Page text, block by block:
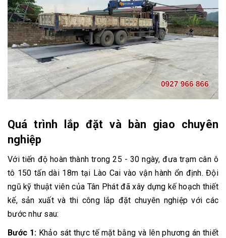
Quá trình lắp đặt và bàn giao chuyên
nghiệp
Với tiến độ hoàn thành trong 25 - 30 ngày, đưa trạm cân ô
tô 150 tấn dài 18m tại Lào Cai vào vận hành ổn định. Đội
ngũ kỹ thuật viên của Tân Phát đã xây dựng kế hoạch thiết
kế, sản xuất và thi công lắp đặt chuyên nghiệp với các
bước như sau:
Bước 1: Khảo sát thực tế mặt bằng và lên phương án thiết